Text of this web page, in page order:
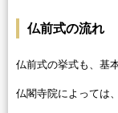
仏前式の流れ
仏前式の挙式も、基
仏閣寺院によっては